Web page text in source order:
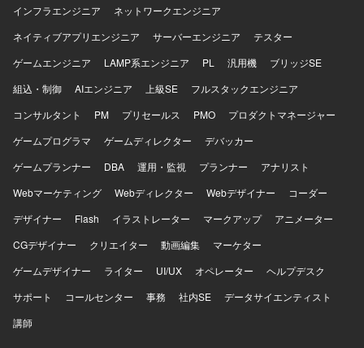
です。「技術×ビジネス」を横断するキャリアを築くことが
でき、LLMや生成AIを活用した先端領域で経験を積むこと
ができます。 【開発環境】 Pythonを用いた機械学習・生成
AIモデル開発環境での業務を想定しています。クラウド環
NLPおよびLLM関連の開発を行っていただきます。
インフラエンジニア
ネットワークエンジニア
ネイティブアプリエンジニア
サーバーエンジニア
テスター
ゲームエンジニア
LAMP系エンジニア PL 汎用機
ブリッジSE
組込・制御
AIエンジニア 上級SE
フルスタックエンジニア
コンサルタント
PM プリセールス PMO
プロダクトマネージャー
ゲームプログラマ
ゲームディレクター
デバッカー
ゲームプランナー
DBA 運用・監視 プランナー
アナリスト
Webマーケティング
Webディレクター Webデザイナー
コーダー
デザイナー
Flash イラストレーター マークアップ
アニメーター
CGデザイナー
クリエイター 動画編集
マーケター
ゲームデザイナー
ライター UI/UX オペレーター
ヘルプデスク
サポート
コールセンター 事務 社内SE
データサイエンティスト
講師